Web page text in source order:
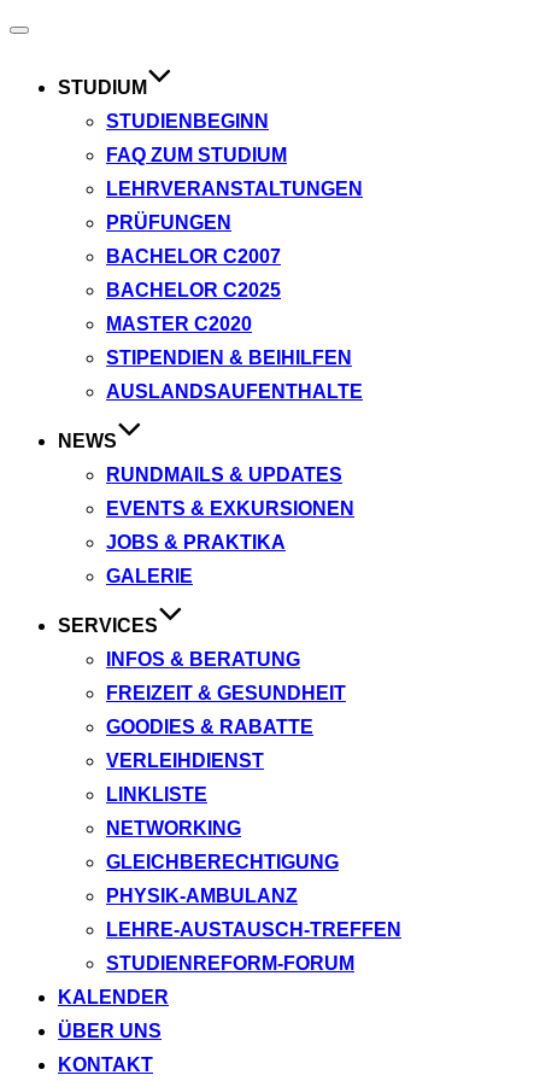
Navigation
STUDIUM
STUDIENBEGINN
FAQ ZUM STUDIUM
LEHRVERANSTALTUNGEN
PRÜFUNGEN
BACHELOR C2007
BACHELOR C2025
MASTER C2020
STIPENDIEN & BEIHILFEN
AUSLANDSAUFENTHALTE
NEWS
RUNDMAILS & UPDATES
EVENTS & EXKURSIONEN
JOBS & PRAKTIKA
GALERIE
SERVICES
INFOS & BERATUNG
FREIZEIT & GESUNDHEIT
GOODIES & RABATTE
VERLEIHDIENST
LINKLISTE
NETWORKING
GLEICHBERECHTIGUNG
PHYSIK-AMBULANZ
LEHRE-AUSTAUSCH-TREFFEN
STUDIENREFORM-FORUM
KALENDER
ÜBER UNS
KONTAKT